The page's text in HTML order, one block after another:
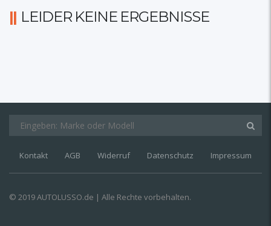
LEIDER KEINE ERGEBNISSE
Kontakt AGB Widerruf Datenschutz Impressum
© 2019 AUTOLUSSO.de | Alle Rechte vorbehalten.